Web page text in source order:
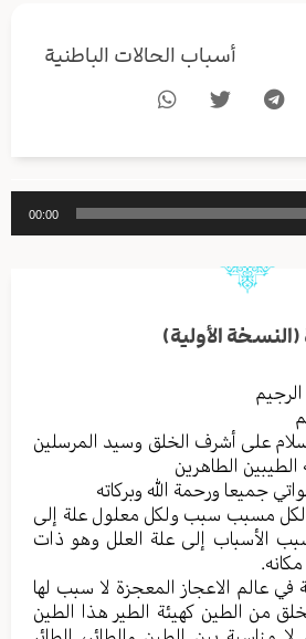
أسباب الحالات الباطنية
00:00
الأولية)
علی أشرف الخلق وسید المرسلین
الطاهرین
جمیعا ورحمة الله وبرکاته
لکل مسبب سبب ولکل معلول علة إلی
الأسباب إلی علة العلل وهو ذات
في عالم الاعجاز المعجزة لا سبب لها
من الطین کهیئة الطیر هذا الطین